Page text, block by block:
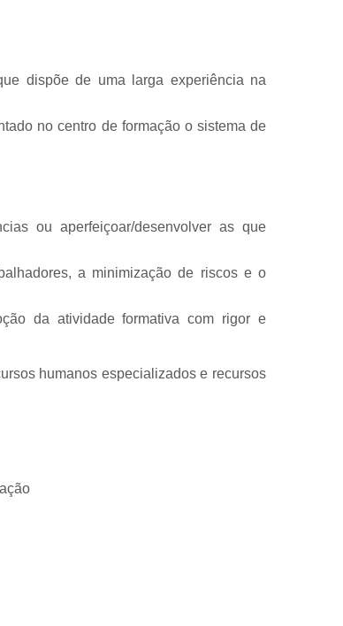
dispõe de uma larga experiência na
no centro de formação o sistema de
ou aperfeiçoar/desenvolver as que
a minimização de riscos e o
da atividade formativa com rigor e
humanos especializados e recursos